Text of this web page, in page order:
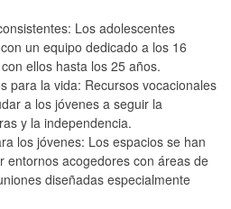
Los adolescentes
un equipo dedicado a los 16
ellos hasta los 25 años.
para la vida: Recursos vocacionales
a los jóvenes a seguir la
y la independencia.
los jóvenes: Los espacios se han
entornos acogedores con áreas de
diseñadas especialmente